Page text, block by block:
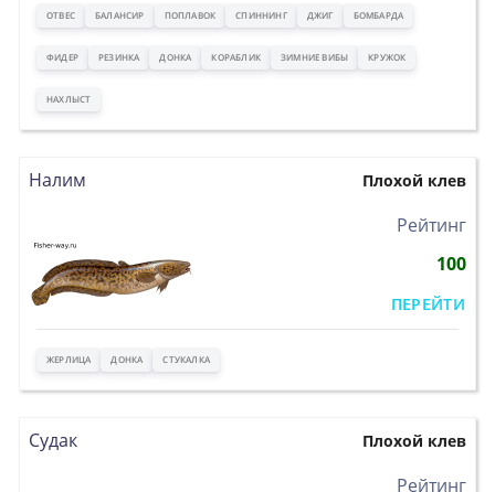
ОТВЕС БАЛАНСИР ПОПЛАВОК СПИННИНГ ДЖИГ БОМБАРДА
ФИДЕР РЕЗИНКА ДОНКА КОРАБЛИК ЗИМНИЕ ВИБЫ КРУЖОК
НАХЛЫСТ
Налим Плохой клев
Рейтинг
100
ПЕРЕЙТИ
ЖЕРЛИЦА ДОНКА СТУКАЛКА
Судак Плохой клев
Рейтинг